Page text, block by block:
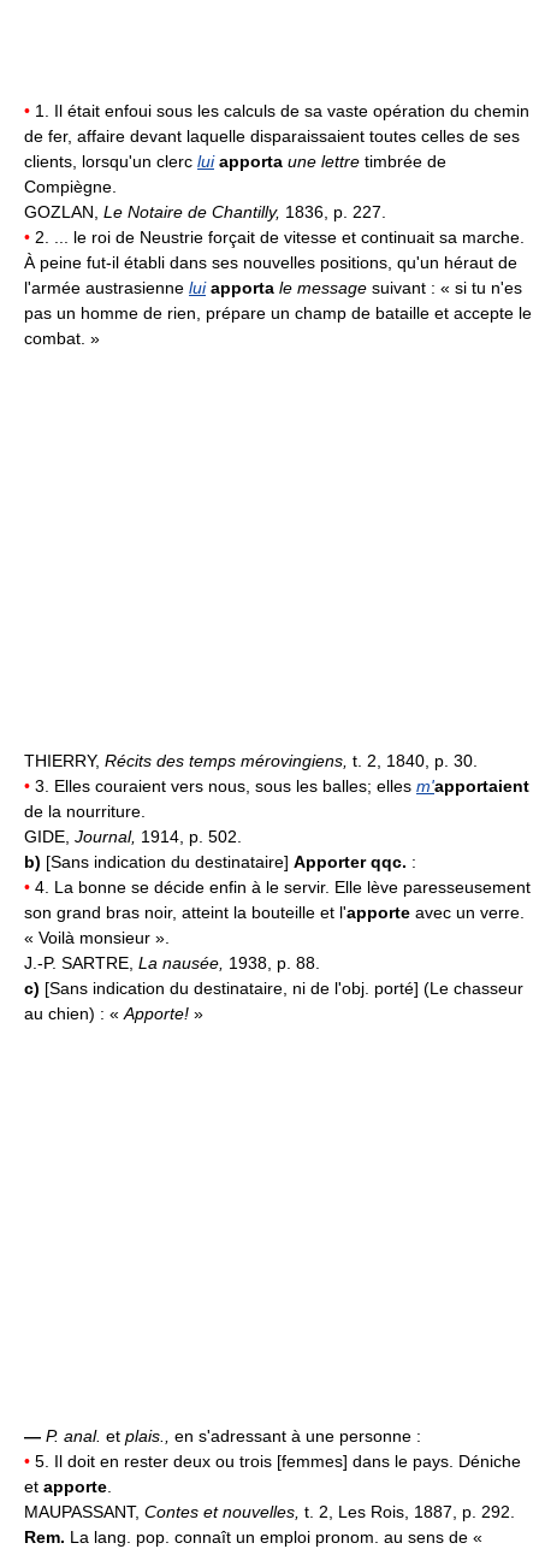
• 1. Il était enfoui sous les calculs de sa vaste opération du chemin
de fer, affaire devant laquelle disparaissaient toutes celles de ses
clients, lorsqu'un clerc lui apporta une lettre timbrée de
Compiègne.
GOZLAN, Le Notaire de Chantilly, 1836, p. 227.
• 2. ... le roi de Neustrie forçait de vitesse et continuait sa marche.
À peine fut-il établi dans ses nouvelles positions, qu'un héraut de
l'armée austrasienne lui apporta le message suivant : « si tu n'es
pas un homme de rien, prépare un champ de bataille et accepte le
combat. »
THIERRY, Récits des temps mérovingiens, t. 2, 1840, p. 30.
• 3. Elles couraient vers nous, sous les balles; elles m'apportaient
de la nourriture.
GIDE, Journal, 1914, p. 502.
b) [Sans indication du destinataire] Apporter qqc. :
• 4. La bonne se décide enfin à le servir. Elle lève paresseusement
son grand bras noir, atteint la bouteille et l'apporte avec un verre.
« Voilà monsieur ».
J.-P. SARTRE, La nausée, 1938, p. 88.
c) [Sans indication du destinataire, ni de l'obj. porté] (Le chasseur
au chien) : «Apporte! »
— P. anal. et plais., en s'adressant à une personne :
• 5. Il doit en rester deux ou trois [femmes] dans le pays. Déniche
et apporte.
MAUPASSANT, Contes et nouvelles, t. 2, Les Rois, 1887, p. 292.
Rem. La lang. pop. connaît un emploi pronom. au sens de «